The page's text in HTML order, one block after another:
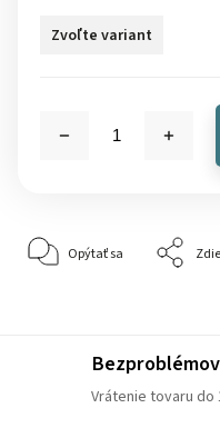
Zvoľte variant
Opýtať sa
Vrátenie tovaru do